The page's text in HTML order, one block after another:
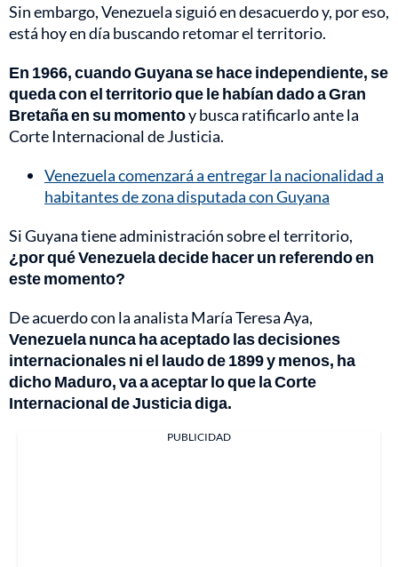
Sin embargo, Venezuela siguió en desacuerdo y, por eso,
está hoy en día buscando retomar el territorio.
En 1966, cuando Guyana se hace independiente, se
queda con el territorio que le habían dado a Gran
Bretaña en su momentoy busca ratificarlo ante la
Corte Internacional de Justicia.
Venezuela comenzará a entregar la nacionalidad a
habitantes de zona disputada con Guyana
Si Guyana tiene administración sobre el territorio,
¿por qué Venezuela decide hacer un referendo en
este momento?
De acuerdo con la analista María Teresa Aya,
Venezuela nunca ha aceptado las decisiones
internacionales ni el laudo de 1899 y menos, ha
dicho Maduro, va a aceptar lo que la Corte
Internacional de Justicia diga.
PUBLICIDAD